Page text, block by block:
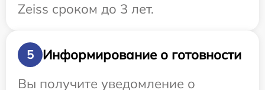
Zeiss сроком до 3 лет.
5
Информирование о готовности
Вы получите уведомление о